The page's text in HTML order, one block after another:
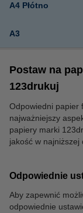
A4 Płótno
A3
Postaw na
123drukuj
Odpowiedni papier
najważniejszy
papiery marki
jakość w najniższej
Odpowiednie
Aby zapewnić
odpowiednie